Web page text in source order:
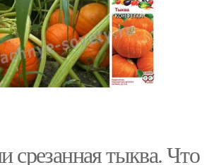
срезанная тыква. Что